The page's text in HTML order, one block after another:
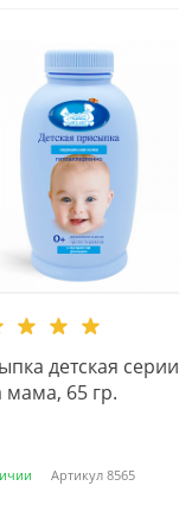
детская серии
65 гр.
Артикул 8565